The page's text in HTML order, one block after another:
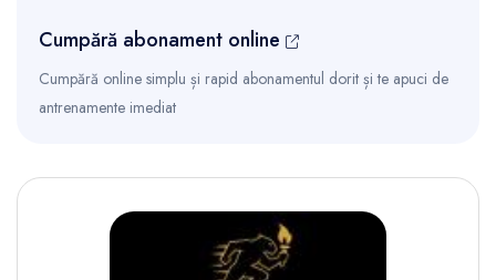
Cumpără abonament online
Cumpără online simplu și rapid abonamentul dorit și te apuci de
antrenamente imediat